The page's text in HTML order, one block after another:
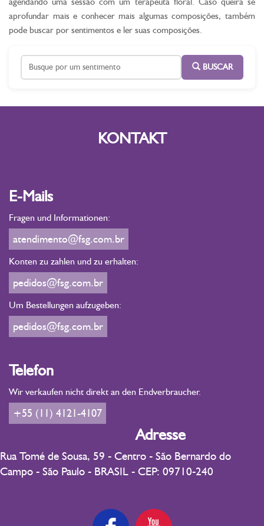
aprofundar mais e conhecer mais algumas composições, também
pode buscar por sentimentos e ler suas composições.
BUSCAR
KONTAKT
E-Mails
Fragen und Informationen:
atendimento@fsg.com.br
Konten zu zahlen und zu erhalten:
pedidos@fsg.com.br
Um Bestellungen aufzugeben:
pedidos@fsg.com.br
Telefon
Wir verkaufen nicht direkt an den Endverbraucher.
+55 (11) 4121-4107
Adresse
Rua Tomé de Sousa, 59 - Centro - São Bernardo do
Campo - São Paulo - BRASIL - CEP: 09710-240